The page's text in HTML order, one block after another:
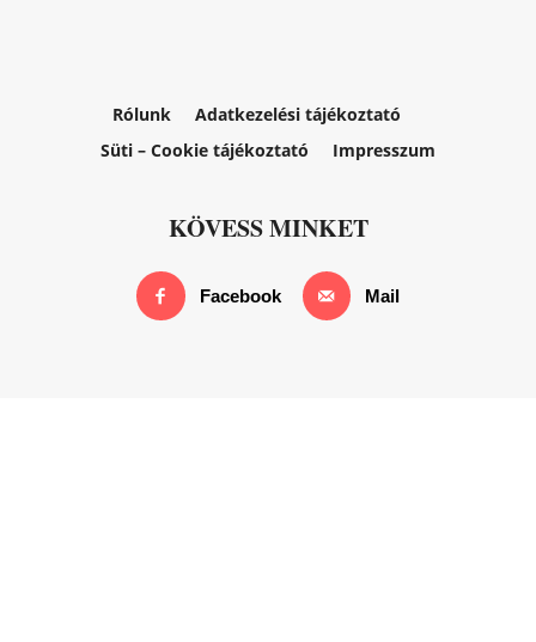
Rólunk
Adatkezelési tájékoztató
Süti – Cookie tájékoztató
Impresszum
KÖVESS MINKET
Facebook Mail